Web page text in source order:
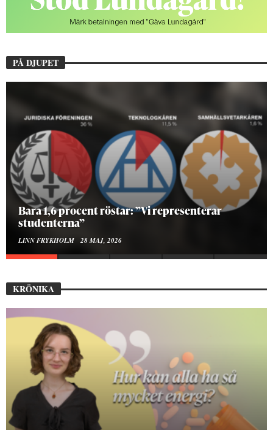
PÅ DJUPET
Hur bygger man en Lundakarneval?
ELISE RALSTON SAMUELSON 24 MAJ, 2026
KRÖNIKA